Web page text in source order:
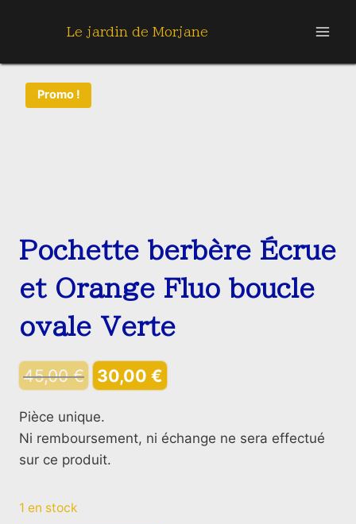
Le jardin de Morjane
Promo !
Pochette berbère Écrue
et Orange Fluo boucle
ovale Verte
45,00€
Le
initial
était :
30,00 €
actuel
Pièce unique.
Ni remboursement, ni échange ne sera effectué
sur ce produit.
1 en stock